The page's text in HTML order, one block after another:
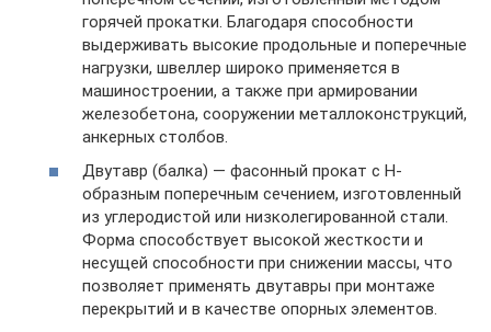
горячей прокатки. Благодаря способности
выдерживать высокие продольные и поперечные
нагрузки, швеллер широко применяется в
машиностроении, а также при армировании
железобетона, сооружении металлоконструкций,
анкерных столбов.
Двутавр (балка) — фасонный прокат с Н-
образным поперечным сечением, изготовленный
из углеродистой или низколегированной стали.
Форма способствует высокой жесткости и
несущей способности при снижении массы, что
позволяет применять двутавры при монтаже
перекрытий и в качестве опорных элементов.